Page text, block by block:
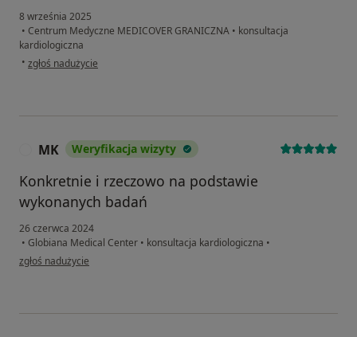
8 września 2025
• Centrum Medyczne MEDICOVER GRANICZNA • konsultacja
kardiologiczna
• w opinii użytkownika Dan
zgłoś nadużycie
MK Weryfikacja wizyty
Konkretnie i rzeczowo na podstawie
wykonanych badań
26 czerwca 2024
• Globiana Medical Center • konsultacja kardiologiczna •
w opinii użytkownika MK
zgłoś nadużycie